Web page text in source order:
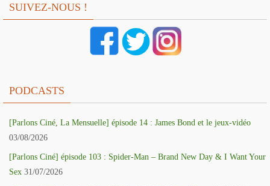
SUIVEZ-NOUS !
PODCASTS
[Parlons Ciné, La Mensuelle] épisode 14 : James Bond et le jeux-vidéo
03/08/2026
[Parlons Ciné] épisode 103 : Spider-Man – Brand New Day & I Want Your
Sex 31/07/2026